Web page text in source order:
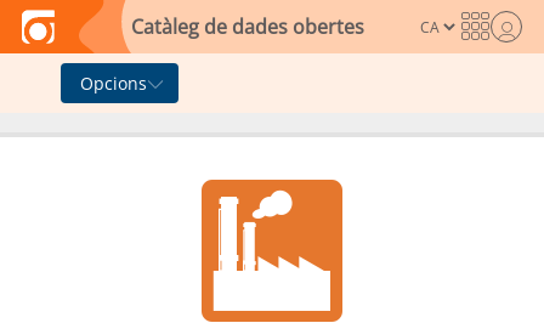
Skip to main content
Catàleg de dades obertes
Opcions